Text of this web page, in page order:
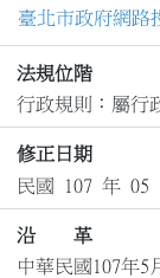
臺北市政府網路
法規位階
行政規則：屬行
修正日期
民國 107 年 05
沿 革
中華民國107年5